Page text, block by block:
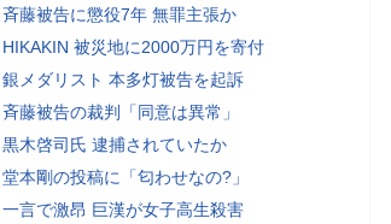
斉藤被告に懲役7年 無罪主張か
HIKAKIN 被災地に2000万円を寄付
銀メダリスト 本多灯被告を起訴
斉藤被告の裁判「同意は異常」
黒木啓司氏 逮捕されていたか
堂本剛の投稿に「匂わせなの?」
一言で激昂 巨漢が女子高生殺害